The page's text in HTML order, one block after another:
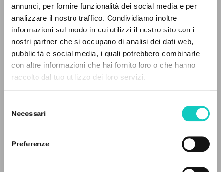
annunci, per fornire funzionalità dei social media e per
analizzare il nostro traffico. Condividiamo inoltre
informazioni sul modo in cui utilizzi il nostro sito con i
nostri partner che si occupano di analisi dei dati web,
pubblicità e social media, i quali potrebbero combinarle
con altre informazioni che hai fornito loro o che hanno
raccolto dal tuo utilizzo dei loro servizi.
delNecessari
Preferenze
Giussani LuigiAuthor
English
CL-Communion & Liberation Magazine
1989
Pages: 1
LATEST UPDATE
0RESULTS FOUND
MORE RESULTS